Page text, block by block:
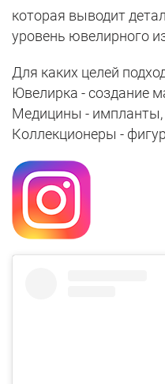
которая выводит
уровень ювелирного
Для каких целей
Ювелирка - создание
Медицины - импланты,
Коллекционеры -